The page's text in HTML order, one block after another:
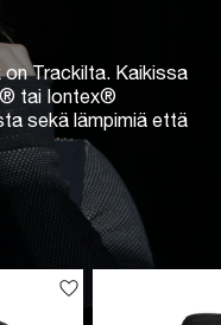
on Trackilta. Kaikissa
tai Iontex®
sekä lämpimiä että